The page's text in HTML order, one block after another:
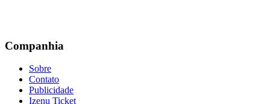
Companhia
Sobre
Contato
Publicidade
Izenu Ticket